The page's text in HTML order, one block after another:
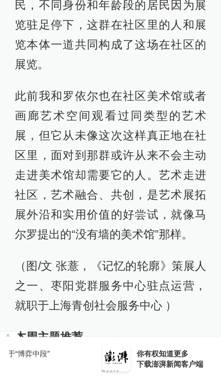
民，不同身份和年龄段的居民因为展
览驻足停下，这群在社区里的人和展
览本体一道共同构成了这场在社区的
展览。
此前我和罗依尔也在社区美术馆或者
画廊艺术空间观看过同类型的艺术
展，但它从未像这次这样真正地在社
区里，面对到那群或许从来不会主动
走进美术馆却需要它的人。艺术走进
社区，艺术融合、共创，是艺术展拓
展外沿和实用价值的好尝试，就像马
尔罗提出的“没有墙的美术馆”那样。
（图/文 张薏，《记忆的轮廓》策展人
之一、枣阳党群服务中心驻点运营，
就职于上海青创社会服务中心 ）
本周主题推荐
《照护：哈佛医师和阿尔茨海默
你有权知道更多
下载澎湃新闻客户端
下载APP